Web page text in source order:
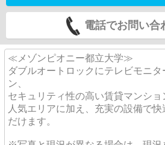
電話でお問い合
≪メゾンピオニー都立大学≫
ダブルオートロックにテレビモニタ
ン、
セキュリティ性の高い賃貸マンショ
人気エリアに加え、充実の設備で
だけます。